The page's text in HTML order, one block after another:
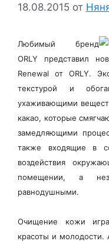
18.08.2015 от
Любимый бренд
ORLY представил
Renewal от ORLY.
текстурой и
ухаживающими
какао, которые
замедляющими
также входящие в
воздействия
помещении, а
равнодушными.
Очищение кожи
красоты и молодости.